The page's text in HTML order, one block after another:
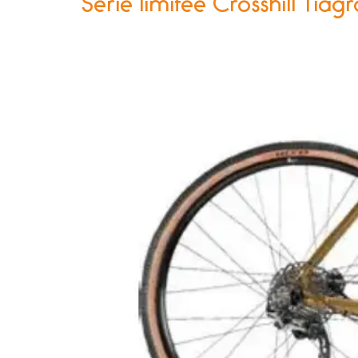
Série limitée Crosshill